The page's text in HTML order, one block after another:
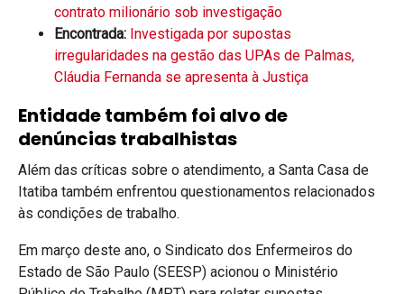
contrato milionário sob investigação
Encontrada: Investigada por supostas
irregularidades na gestão das UPAs de Palmas,
Cláudia Fernanda se apresenta à Justiça
Entidade também foi alvo de
denúncias trabalhistas
Além das críticas sobre o atendimento, a Santa Casa de
Itatiba também enfrentou questionamentos relacionados
às condições de trabalho.
Em março deste ano, o Sindicato dos Enfermeiros do
Estado de São Paulo (SEESP) acionou o Ministério